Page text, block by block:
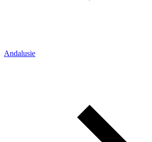
Andalusie